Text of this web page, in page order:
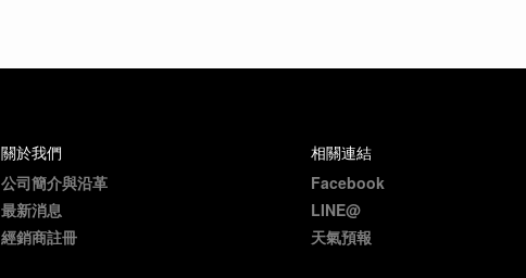
關於我們
公司簡介與沿革
最新消息
經銷商註冊
相關連結
Facebook
LINE@
天氣預報